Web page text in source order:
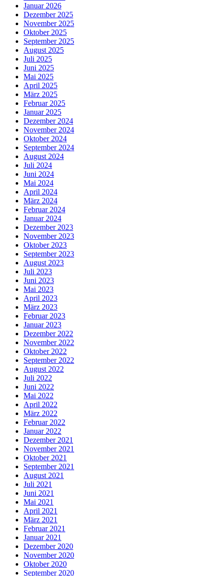
Januar 2026
Dezember 2025
November 2025
Oktober 2025
September 2025
August 2025
Juli 2025
Juni 2025
Mai 2025
April 2025
März 2025
Februar 2025
Januar 2025
Dezember 2024
November 2024
Oktober 2024
September 2024
August 2024
Juli 2024
Juni 2024
Mai 2024
April 2024
März 2024
Februar 2024
Januar 2024
Dezember 2023
November 2023
Oktober 2023
September 2023
August 2023
Juli 2023
Juni 2023
Mai 2023
April 2023
März 2023
Februar 2023
Januar 2023
Dezember 2022
November 2022
Oktober 2022
September 2022
August 2022
Juli 2022
Juni 2022
Mai 2022
April 2022
März 2022
Februar 2022
Januar 2022
Dezember 2021
November 2021
Oktober 2021
September 2021
August 2021
Juli 2021
Juni 2021
Mai 2021
April 2021
März 2021
Februar 2021
Januar 2021
Dezember 2020
November 2020
Oktober 2020
September 2020